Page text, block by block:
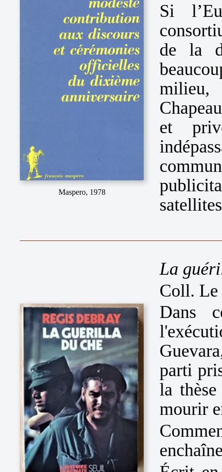
Maspero, 1978
Si
de la
milieu,
et
La
Coll. Le
Dans
parti
la
mourir